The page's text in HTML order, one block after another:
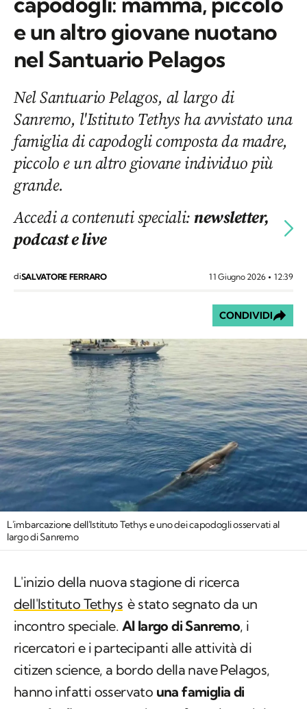
e un altro giovane nuotano
nel Santuario Pelagos
Nel Santuario Pelagos, al largo di
Sanremo, l'Istituto Tethys ha avvistato una
famiglia di capodogli composta da madre,
piccolo e un altro giovane individuo più
grande.
Accedi a contenuti speciali:newsletter,
podcast e live
diSALVATORE FERRARO 11 Giugno 2026 12:39
CONDIVIDI
L'imbarcazione dell'Istituto Tethys e uno dei capodogli osservati al
largo di Sanremo
L'inizio della nuova stagione di ricerca
dell'Istituto Tethys è stato segnato da un
incontro speciale. Al largo di Sanremo, i
ricercatori e i partecipanti alle attività di
citizen science, a bordo della nave Pelagos,
hanno infatti osservato una famiglia di